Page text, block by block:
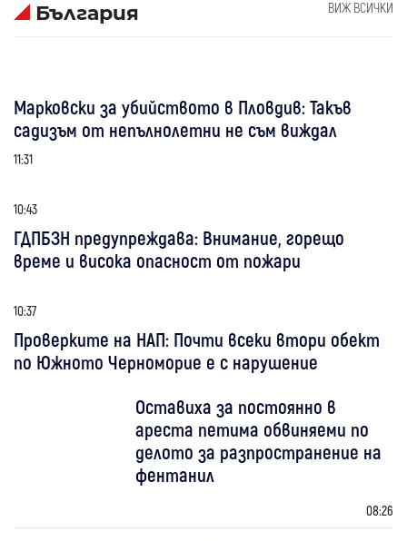
България ВИЖ ВСИЧКИ
Марковски за убийството в Пловдив: Такъв
садизъм от непълнолетни не съм виждал
11:31
10:43
ГДПБЗН предупреждава: Внимание, горещо
време и висока опасност от пожари
10:37
Проверките на НАП: Почти всеки втори обект
по Южното Черноморие е с нарушение
Оставиха за постоянно в
ареста петима обвиняеми по
делото за разпространение на
фентанил
08:26